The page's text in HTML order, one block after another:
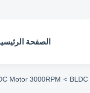
الصفحة
>
Motor 3000RPM